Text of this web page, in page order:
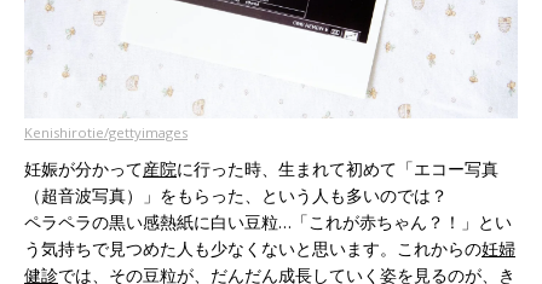
Kenishirotie/gettyimages
妊娠が分かって産院に行った時、生まれて初めて「エコー写真
（超音波写真）」をもらった、という人も多いのでは？
ペラペラの黒い感熱紙に白い豆粒…「これが赤ちゃん？！」とい
う気持ちで見つめた人も少なくないと思います。これからの妊婦
健診では、その豆粒が、だんだん成長していく姿を見るのが、き